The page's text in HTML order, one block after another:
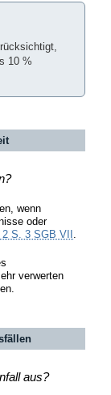
10 %
wenn
oder
2 S. 3 SGB VII
verwerten
aus?